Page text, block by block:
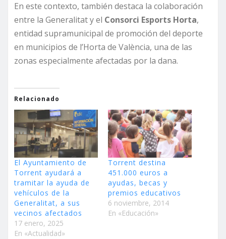
En este contexto, también destaca la colaboración
entre la Generalitat y el Consorci Esports Horta,
entidad supramunicipal de promoción del deporte
en municipios de l’Horta de València, una de las
zonas especialmente afectadas por la dana.
Relacionado
El Ayuntamiento de
Torrent ayudará a
tramitar la ayuda de
vehículos de la
Generalitat, a sus
vecinos afectados
17 enero, 2025
En «Actualidad»
Torrent destina
451.000 euros a
ayudas, becas y
premios educativos
6 noviembre, 2014
En «Educación»